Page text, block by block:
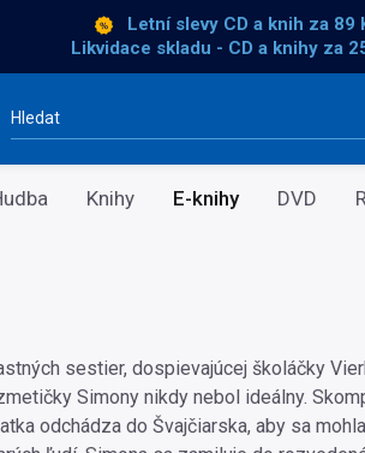
Letní slevy CD a knih za 89
Likvidace skladu - CD a knihy za
Vyhledávání
Knihy E-knihy DVD
sestier, dospievajúcej školáčky
Simony nikdy nebol ideálny.
odchádza do Švajčiarska, aby sa